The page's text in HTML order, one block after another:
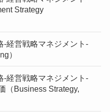
Strategy
-経営戦略マネジメント-
）
-経営戦略マネジメント-
（Business Strategy,